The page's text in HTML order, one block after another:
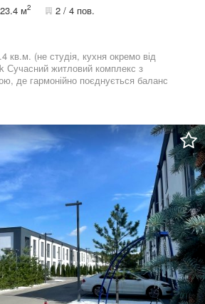
23.4 м2 2 / 4 пов.
кв.м. (не студія, кухня окремо від
Сучасний житловий комплекс з
де гармонійно поєднується баланс
комфорт: Централізований газ
лічильник електроенергії,
та індивідуальна свердловина для
незалежність та економію.
кілька кроків — мальовниче озеро та
прогулянок. Зручна логістика:
прямо біля комплексу - до
Безпека 24/7: Територія під охороною,
відеоспостереження для вашого
що розвивається: На території ЖК Aura
продуктового магазину, кафе з
Інвестиційні можливості: квартири від
підходять для власного
В наявності готові квартири з
Запрошуємо на перегляд.
7 днів на тиждень! Телефонуйте!